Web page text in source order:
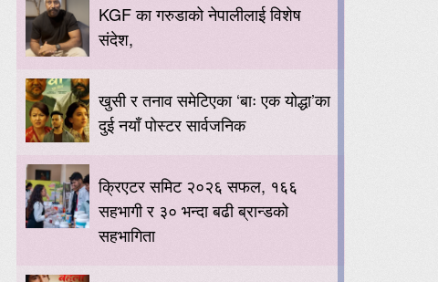
KGF का गरुडाको नेपालीलाई विशेष
संदेश,
खुसी र तनाव समेटिएका ‘बाः एक योद्धा’का
दुई नयाँ पोस्टर सार्वजनिक
क्रिएटर समिट २०२६ सफल, १६६
सहभागी र ३० भन्दा बढी ब्रान्डको
सहभागिता